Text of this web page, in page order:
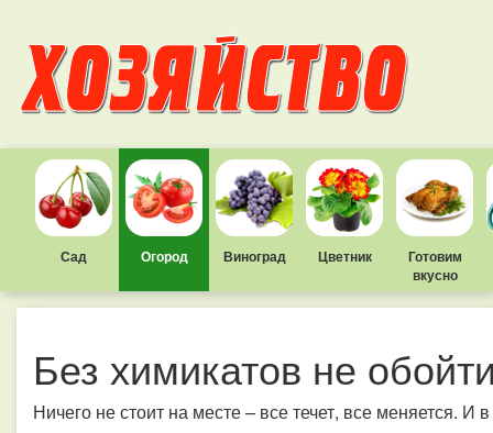
Сад Огород Виноград Цветник
Готовим
вкусно
Без химикатов не
Ничего не стоит на месте – все течет, все меняется.